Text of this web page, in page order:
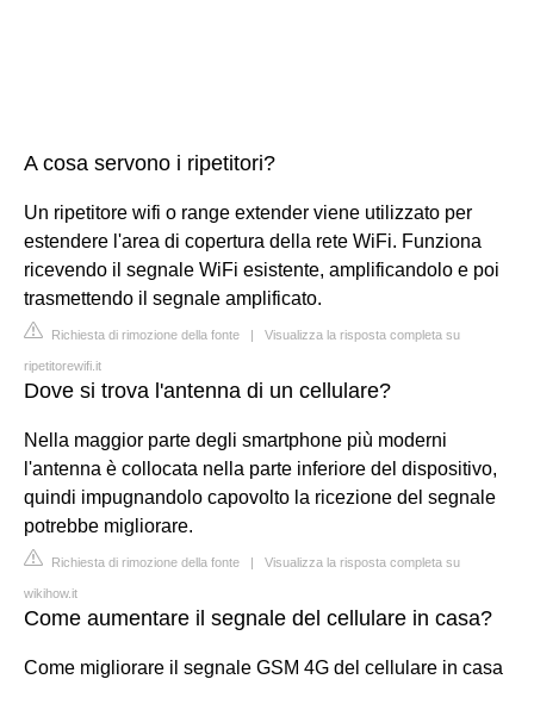
A cosa servono i ripetitori?
Un ripetitore wifi o range extender viene utilizzato per
estendere l'area di copertura della rete WiFi. Funziona
ricevendo il segnale WiFi esistente, amplificandolo e poi
trasmettendo il segnale amplificato.
Richiesta di rimozione della fonte | Visualizza la risposta completa su
ripetitorewifi.it
Dove si trova l'antenna di un cellulare?
Nella maggior parte degli smartphone più moderni
l'antenna è collocata nella parte inferiore del dispositivo,
quindi impugnandolo capovolto la ricezione del segnale
potrebbe migliorare.
Richiesta di rimozione della fonte | Visualizza la risposta completa su
wikihow.it
Come aumentare il segnale del cellulare in casa?
Come migliorare il segnale GSM 4G del cellulare in casa